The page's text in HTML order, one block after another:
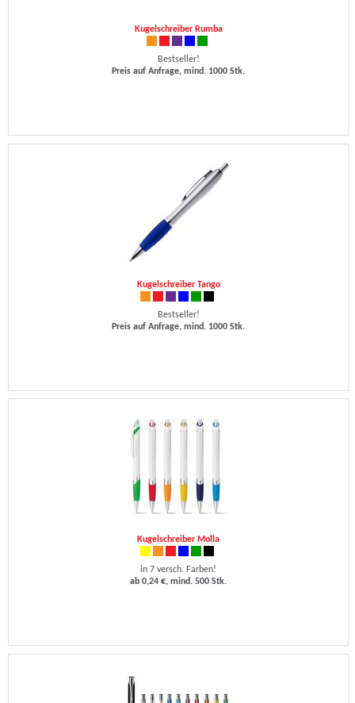
Kugelschreiber Rumba
Bestseller!
Preis auf Anfrage, mind. 1000 Stk.
Kugelschreiber Tango
Bestseller!
Preis auf Anfrage, mind. 1000 Stk.
Kugelschreiber Molla
in 7 versch. Farben!
ab 0,24 €, mind. 500 Stk.